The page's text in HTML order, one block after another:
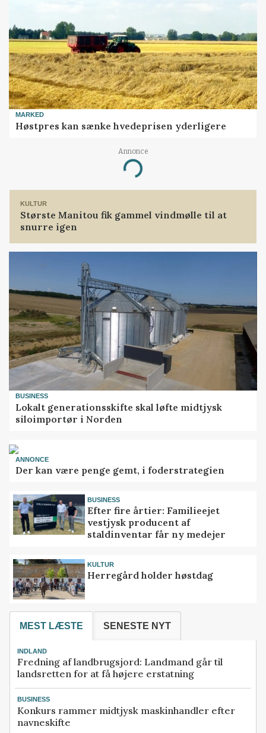
MARKED
Høstpres kan sænke hvedeprisen yderligere
Annonce
Loading...
KULTUR
Største Manitou fik gammel vindmølle til at
snurre igen
BUSINESS
Lokalt generationsskifte skal løfte midtjysk
siloimportør i Norden
ANNONCE
Der kan være penge gemt, i foderstrategien
BUSINESS
Efter fire årtier: Familieejet
vestjysk producent af
staldinventar får ny medejer
KULTUR
Herregård holder høstdag
MEST LÆSTE SENESTE NYT
INDLAND
Fredning af landbrugsjord: Landmand går til
landsretten for at få højere erstatning
BUSINESS
Konkurs rammer midtjysk maskinhandler efter
navneskifte